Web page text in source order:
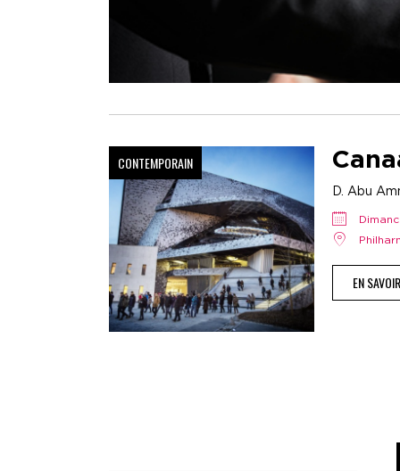
CONTEMPORAIN
D. Abu
EN